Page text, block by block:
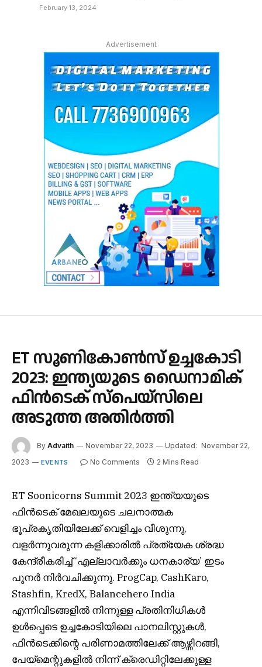
February 13, 2024
Advertisement
ET സൂണികോൺസ് ഉച്ചകോടി
2023: ഇന്ത്യയുടെ ഡൈനാമിക്
ഫിൻടെക് സ്‌പെയ്‌സിലെ
അടുത്ത അതിർത്തി
By Advaith November 22, 2023 Updated: November 22,
2023
EVENTS No Comments 2 Mins Read
ET Soonicorns Summit 2023 ഇന്ത്യയുടെ
ഫിൻടെക് മേഖലയുടെ ചലനാത്മക
ഭൂപ്രകൃതിയിലേക്ക് വെളിച്ചം വീശുന്നു,
വളർന്നുവരുന്ന കളിക്കാരിൽ പ്രത്യേക ശ്രദ്ധ
കേന്ദ്രീകരിച്ച് ‘എല്ലാവർക്കും ധനകാര്യ’ ഇടം
പുനർ നിർവചിക്കുന്നു. ProgCap, CashKaro,
Stashfin, KredX, Balancehero India
എന്നിവിടങ്ങളിൽ നിന്നുള്ള പ്രതിനിധികൾ
ഉൾപ്പെടെ ഉച്ചകോടിയിലെ പാനലിസ്റ്റുകൾ,
ഫിൻടെക്കിന്റെ പരിണാമത്തിലേക്ക് ആഴ്ന്നിറങ്ങി,
പേയ്‌മെന്റുകളിൽ നിന്ന് ക്രെഡിറ്റിലേക്കുള്ള